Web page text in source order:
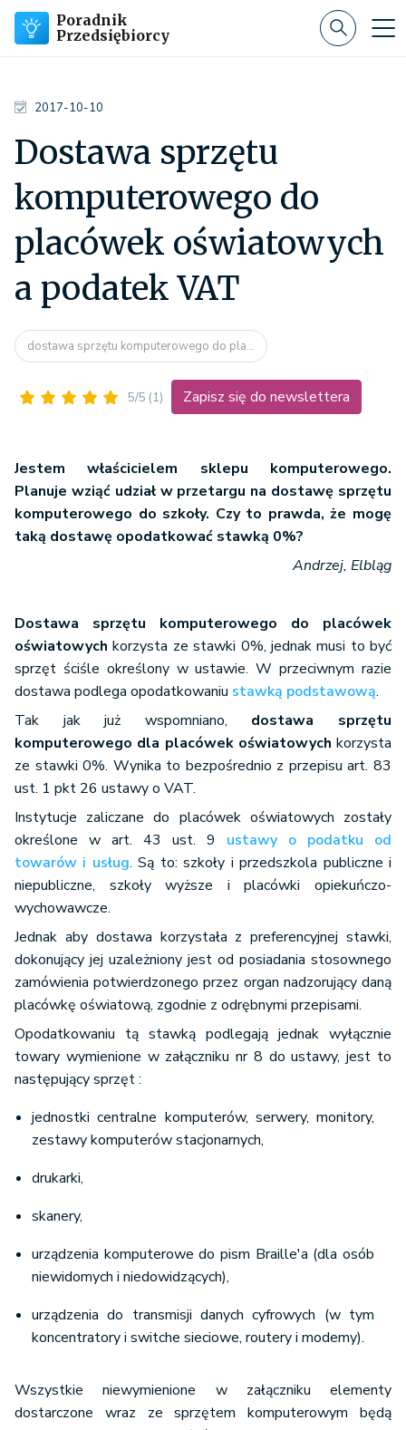
Poradnik
Przedsiębiorcy
2017-10-10
Dostawa sprzętu
komputerowego do
placówek oświatowych
a podatek VAT
dostawa sprzętu komputerowego do pla...
5/5 (1) Zapisz się do newslettera
Jestem właścicielem sklepu komputerowego.
Planuje wziąć udział w przetargu na dostawę sprzętu
komputerowego do szkoły. Czy to prawda, że mogę
taką dostawę opodatkować stawką 0%?
Andrzej, Elbląg
Dostawa sprzętu komputerowego do placówek
oświatowych korzysta ze stawki 0%, jednak musi to być
sprzęt ściśle określony w ustawie. W przeciwnym razie
dostawa podlega opodatkowaniu stawką podstawową.
Tak jak już wspomniano, dostawa sprzętu
komputerowego dla placówek oświatowych korzysta
ze stawki 0%. Wynika to bezpośrednio z przepisu art. 83
ust. 1 pkt 26 ustawy o VAT.
Instytucje zaliczane do placówek oświatowych zostały
określone w art. 43 ust. 9 ustawy o podatku od
towarów i usług. Są to: szkoły i przedszkola publiczne i
niepubliczne, szkoły wyższe i placówki opiekuńczo-
wychowawcze.
Jednak aby dostawa korzystała z preferencyjnej stawki,
dokonujący jej uzależniony jest od posiadania stosownego
zamówienia potwierdzonego przez organ nadzorujący daną
placówkę oświatową, zgodnie z odrębnymi przepisami.
Opodatkowaniu tą stawką podlegają jednak wyłącznie
towary wymienione w załączniku nr 8 do ustawy, jest to
następujący sprzęt :
jednostki centralne komputerów, serwery, monitory,
zestawy komputerów stacjonarnych,
drukarki,
skanery,
urządzenia komputerowe do pism Braille'a (dla osób
niewidomych i niedowidzących),
urządzenia do transmisji danych cyfrowych (w tym
koncentratory i switche sieciowe, routery i modemy).
Wszystkie niewymienione w załączniku elementy
dostarczone wraz ze sprzętem komputerowym będą